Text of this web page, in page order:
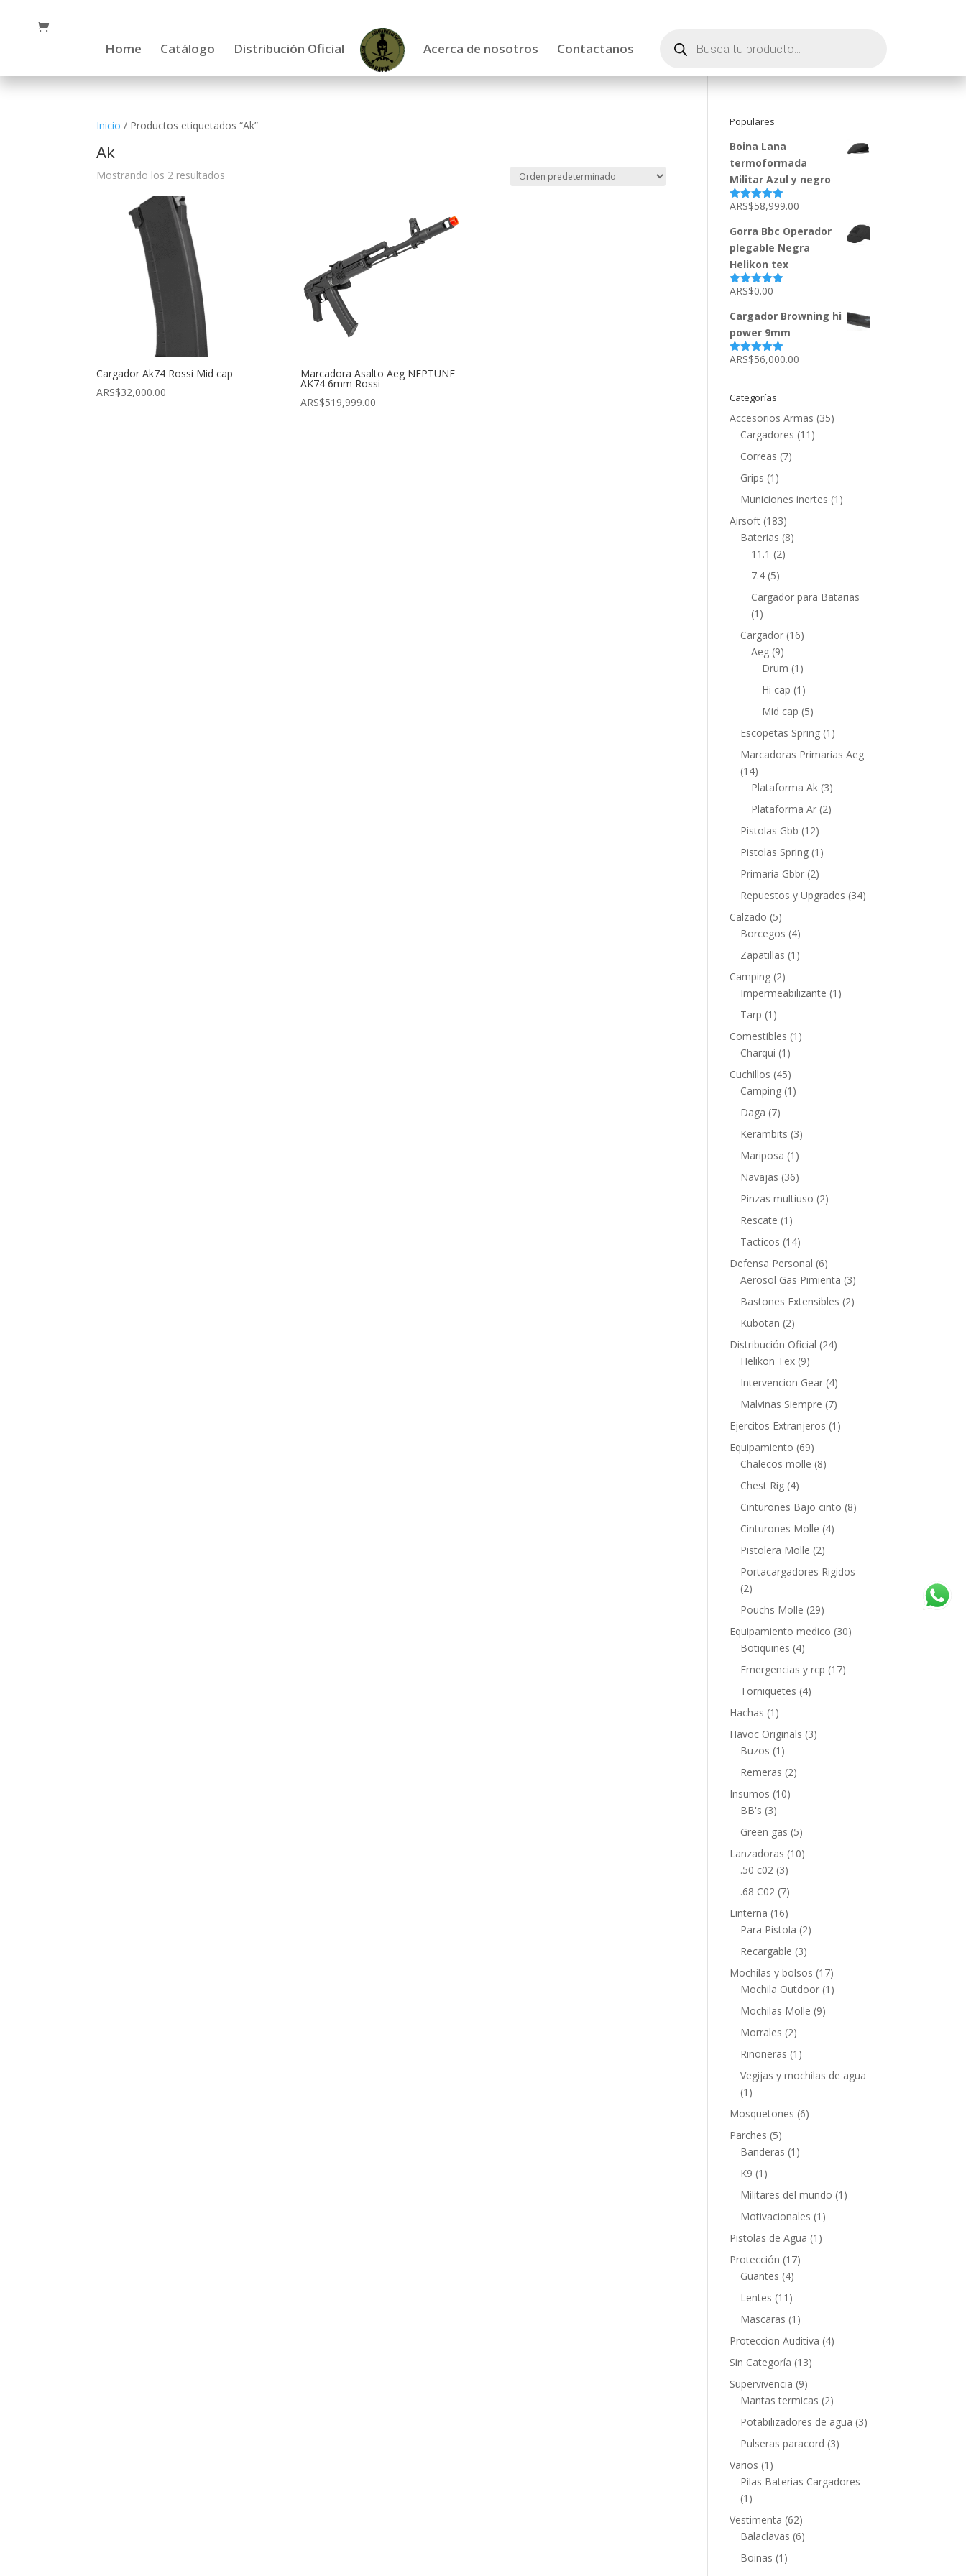
Home Catálogo Distribución Oficial Acerca de nosotros Contactanos productos
Inicio / Productos etiquetados “Ak”
Ak
Mostrando los 2 resultados
Cargador Ak74 Rossi Mid cap
ARS$32,000.00
Marcadora Asalto Aeg NEPTUNE
AK74 6mm Rossi
ARS$519,999.00
Populares
Boina Lana
termoformada
Militar Azul y negro
Valorado
5
ARS$58,999.00
Gorra Bbc Operador
plegable Negra
Helikon tex
Valorado
5
ARS$0.00
Cargador Browning hi
power 9mm
Valorado
ARS$56,000.00
Categorías
Accesorios Armas (35)
Cargadores (11)
Correas (7)
Grips (1)
Municiones inertes (1)
Airsoft (183)
Baterias (8)
11.1 (2)
7.4 (5)
Cargador para Batarias
(1)
Cargador (16)
Aeg (9)
Drum (1)
Hi cap (1)
Mid cap (5)
Escopetas Spring (1)
Marcadoras Primarias Aeg
(14)
Plataforma Ak (3)
Plataforma Ar (2)
Pistolas Gbb (12)
Pistolas Spring (1)
Primaria Gbbr (2)
Repuestos y Upgrades (34)
Calzado (5)
Borcegos (4)
Zapatillas (1)
Camping (2)
Impermeabilizante (1)
Tarp (1)
Comestibles (1)
Charqui (1)
Cuchillos (45)
Camping (1)
Daga (7)
Kerambits (3)
Mariposa (1)
Navajas (36)
Pinzas multiuso (2)
Rescate (1)
Tacticos (14)
Defensa Personal (6)
Aerosol Gas Pimienta (3)
Bastones Extensibles (2)
Kubotan (2)
Distribución Oficial (24)
Helikon Tex (9)
Intervencion Gear (4)
Malvinas Siempre (7)
Ejercitos Extranjeros (1)
Equipamiento (69)
Chalecos molle (8)
Chest Rig (4)
Cinturones Bajo cinto (8)
Cinturones Molle (4)
Pistolera Molle (2)
Portacargadores Rigidos
(2)
Pouchs Molle (29)
Equipamiento medico (30)
Botiquines (4)
Emergencias y rcp (17)
Torniquetes (4)
Hachas (1)
Havoc Originals (3)
Buzos (1)
Remeras (2)
Insumos (10)
BB's (3)
Green gas (5)
Lanzadoras (10)
.50 c02 (3)
.68 C02 (7)
Linterna (16)
Para Pistola (2)
Recargable (3)
Mochilas y bolsos (17)
Mochila Outdoor (1)
Mochilas Molle (9)
Morrales (2)
Riñoneras (1)
Vegijas y mochilas de agua
(1)
Mosquetones (6)
Parches (5)
Banderas (1)
K9 (1)
Militares del mundo (1)
Motivacionales (1)
Pistolas de Agua (1)
Protección (17)
Guantes (4)
Lentes (11)
Mascaras (1)
Proteccion Auditiva (4)
Sin Categoría (13)
Supervivencia (9)
Mantas termicas (2)
Potabilizadores de agua (3)
Pulseras paracord (3)
Varios (1)
Pilas Baterias Cargadores
(1)
Vestimenta (62)
Balaclavas (6)
Boinas (1)